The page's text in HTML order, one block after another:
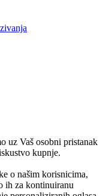
uz Vaš osobni pristanak
kupnje.
o našim korisnicima,
ih za kontinuiranu